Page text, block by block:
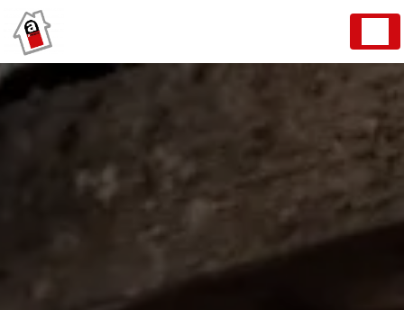
Panneau de gestion des cookies